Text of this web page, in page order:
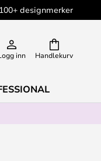
100+ designmerker
Handlekurv
inn